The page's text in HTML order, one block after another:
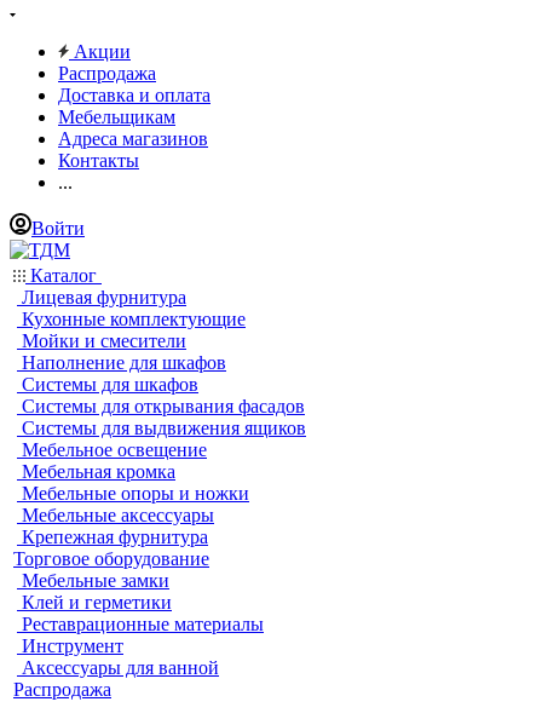
Акции
Распродажа
Доставка и оплата
Мебельщикам
Адреса магазинов
Контакты
...
Войти
Каталог
Лицевая фурнитура
Кухонные комплектующие
Мойки и смесители
Наполнение для шкафов
Системы для шкафов
Системы для открывания фасадов
Системы для выдвижения ящиков
Мебельное освещение
Мебельная кромка
Мебельные опоры и ножки
Мебельные аксессуары
Крепежная фурнитура
Торговое оборудование
Мебельные замки
Клей и герметики
Реставрационные материалы
Инструмент
Аксессуары для ванной
Распродажа